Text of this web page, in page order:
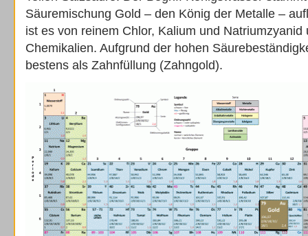
Säuremischung Gold – den König der Metalle –
ist es von reinem Chlor, Kalium und Natriumzyanid
Chemikalien. Aufgrund der hohen
bestens als Zahnfüllung (Zahngold).